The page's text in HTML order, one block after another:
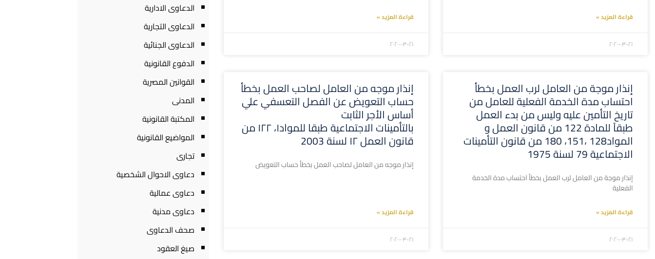
قراءة المزيد »
۲۰۲۰-۰۳-۲۱
قراءة المزيد »
۲۰۲۰-۰۳-۲۱
إنذار موجة من العامل لرب العمل بخطأ
احتساب مدة الخدمة الفعلية للعامل من
تاريخ التأمين عليه وليس من بدء العمل
طبقآ للمادة 122 من قانون العمل و
المواد128 ،151، 180 من قانون التأمينات
الاجتماعية 79 لسنة 1975
إنذار موجة من العامل لرب العمل بخطأ احتساب مدة الخدمة
الفعلية
قراءة المزيد »
۲۰۲۰-۰۳-۲۱
إنذار موجه من العامل لصاحب العمل بخطأ
حساب التعويض عن الفصل التعسفي علي
أساس الأجر الثابت
بالتأمينات الاجتماعية طبقا للمواد۱، ۱۲۲ من
قانون العمل ۱۲ لسنة 2003
إنذار موجه من العامل لصاحب العمل بخطأ حساب التعويض
قراءة المزيد »
۲۰۲۰-۰۳-۲۱
الدعاوى الادارية
الدعاوى التجارية
الدعاوى الجنائية
الدفوع القانونية
القوانين المصرية
المدنى
المكتبة القانونية
المواضيع القانونية
تجارى
دعاوى الاحوال الشخصية
دعاوى عمالية
دعاوى مدنية
صحف الدعاوى
صيغ العقود